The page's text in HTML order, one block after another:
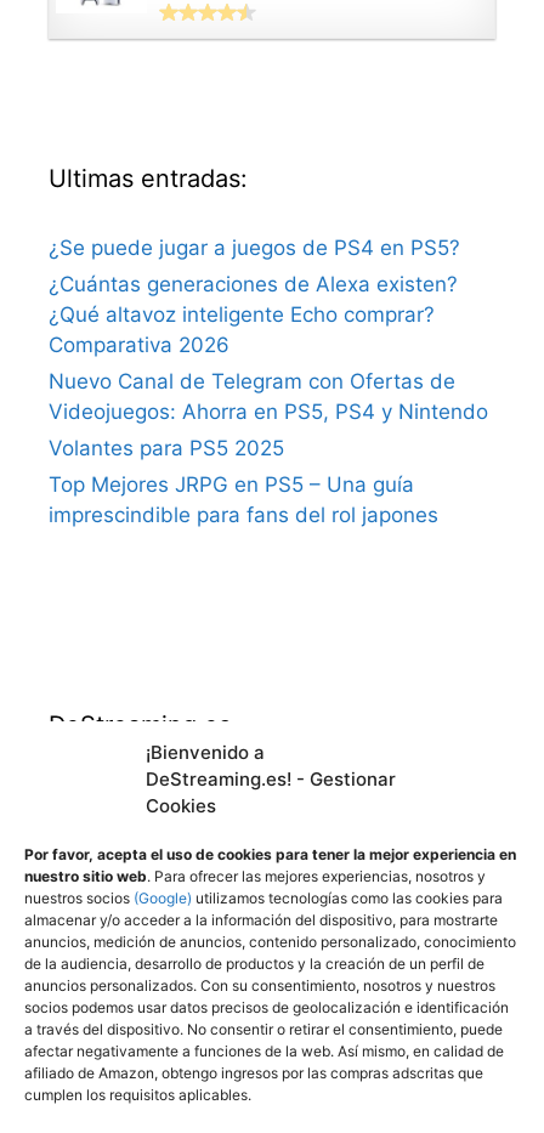
¡Bienvenido a
DeStreaming.es! - Gestionar
Cookies
Por favor, acepta el uso de cookies para tener la mejor experiencia en
nuestro sitio web. Para ofrecer las mejores experiencias, nosotros y
nuestros socios (Google) utilizamos tecnologías como las cookies para
almacenar y/o acceder a la información del dispositivo, para mostrarte
anuncios, medición de anuncios, contenido personalizado, conocimiento
de la audiencia, desarrollo de productos y la creación de un perfil de
anuncios personalizados. Con su consentimiento, nosotros y nuestros
socios podemos usar datos precisos de geolocalización e identificación
a través del dispositivo. No consentir o retirar el consentimiento, puede
afectar negativamente a funciones de la web. Así mismo, en calidad de
afiliado de Amazon, obtengo ingresos por las compras adscritas que
cumplen los requisitos aplicables.
Ultimas entradas:
¿Se puede jugar a juegos de PS4 en PS5?
¿Cuántas generaciones de Alexa existen?
¿Qué altavoz inteligente Echo comprar?
Comparativa 2026
Nuevo Canal de Telegram con Ofertas de
Videojuegos: Ahorra en PS5, PS4 y Nintendo
Volantes para PS5 2025
Top Mejores JRPG en PS5 – Una guía
imprescindible para fans del rol japones
DeStreaming.es
En calidad de afiliado de Amazon, obtengo
cumplen los requisitos aplicables.
Utilizamos cookies propias y de terceros para
mejorar nuestros servicios y mostrarle
publicidad a través de Adsense, mediante el
análisis de sus hábitos de navegación.
Puede cambiar la configuración u obtener
más información aquí: